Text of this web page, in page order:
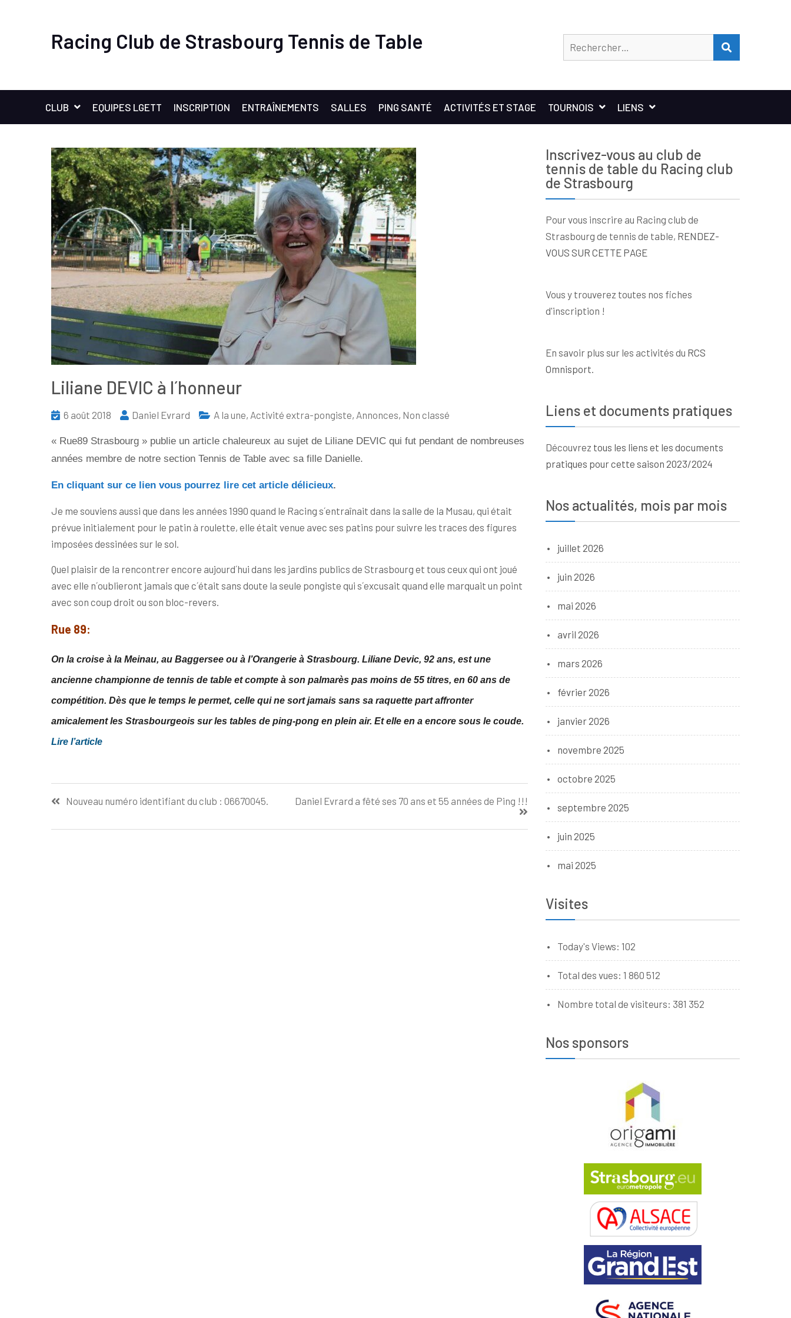
Racing Club de Strasbourg Tennis de Table
CLUB EQUIPES LGETT INSCRIPTION ENTRAÎNEMENTS SALLES PING SANTÉ ACTIVITÉS ET STAGE TOURNOIS LIENS
Liliane DEVIC à l´honneur
6 août 2018 Daniel Evrard A la une, Activité extra-pongiste, Annonces, Non classé
« Rue89 Strasbourg » publie un article chaleureux au sujet de Liliane DEVIC qui fut pendant de nombreuses
années membre de notre section Tennis de Table avec sa fille Danielle.
En cliquant sur ce lien vous pourrez lire cet article délicieux.
Je me souviens aussi que dans les années 1990 quand le Racing s´entraînait dans la salle de la Musau, qui était
prévue initialement pour le patin à roulette, elle était venue avec ses patins pour suivre les traces des figures
imposées dessinées sur le sol.
Quel plaisir de la rencontrer encore aujourd´hui dans les jardins publics de Strasbourg et tous ceux qui ont joué
avec elle n´oublieront jamais que c´était sans doute la seule pongiste qui s´excusait quand elle marquait un point
avec son coup droit ou son bloc-revers.
Rue 89:
On la croise à la Meinau, au Baggersee ou à l’Orangerie à Strasbourg. Liliane Devic, 92 ans, est une
ancienne championne de tennis de table et compte à son palmarès pas moins de 55 titres, en 60 ans de
compétition. Dès que le temps le permet, celle qui ne sort jamais sans sa raquette part affronter
amicalement les Strasbourgeois sur les tables de ping-pong en plein air. Et elle en a encore sous le coude.
Lire l’article
Navigation
Nouveau numéro identifiant du club : 06670045. Daniel Evrard a fêté ses 70 ans et 55 années de Ping !!!
Inscrivez-vous au club de
tennis de table du Racing club
de Strasbourg
Pour vous inscrire au Racing club de
Strasbourg de tennis de table, RENDEZ-
VOUS SUR CETTE PAGE
Vous y trouverez toutes nos fiches
d'inscription !
En savoir plus sur les activités du RCS
Omnisport.
Liens et documents pratiques
Découvrez tous les liens et les documents
pratiques pour cette saison 2023/2024
Nos actualités, mois par mois
juillet 2026
juin 2026
mai 2026
avril 2026
mars 2026
février 2026
janvier 2026
novembre 2025
octobre 2025
septembre 2025
juin 2025
mai 2025
Visites
Today's Views: 102
Total des vues: 1 860 512
Nombre total de visiteurs: 381 352
Nos sponsors